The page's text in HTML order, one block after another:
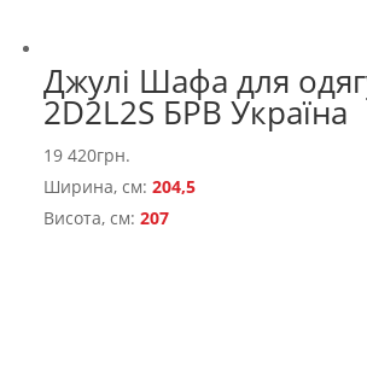
Джулі Шафа для
2D2L2S БРВ Україна
19 420грн.
Ширина, см:204,5
Висота, см:207